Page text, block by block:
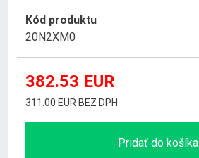
Kód produktu
20N2XM0
382.53 EUR
311.00 EUR BEZ DPH
Pridať do košíka